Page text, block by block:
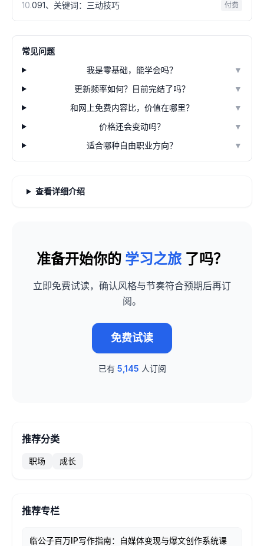
10.091、关键词：三动技巧 付费
常见问题
我是零基础，能学会吗？
▼
更新频率如何？目前完结了吗？
▼
和网上免费内容比，价值在哪里？
▼
价格还会变动吗？
▼
适合哪种自由职业方向？
▼
查看详细介绍
准备开始你的 学习之旅 了吗？
立即免费试读，确认风格与节奏符合预期后再订
阅。
免费试读
已有 5,145 人订阅
推荐分类
职场 成长
推荐专栏
临公子百万IP写作指南：自媒体变现与爆文创作系统课